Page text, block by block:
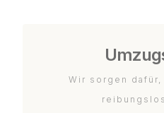
Wir sorgen dafür,